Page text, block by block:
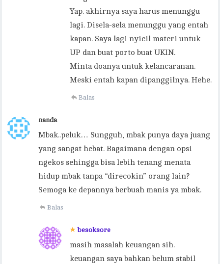
Yap. akhirnya saya harus menunggu
lagi. Disela-sela menunggu yang entah
kapan. Saya lagi nyicil materi untuk
UP dan buat porto buat UKIN.
Minta doanya untuk kelancaranan.
Meski entah kapan dipanggilnya. Hehe.
Balas
nanda
Mbak..peluk… Sungguh, mbak punya daya juang
yang sangat hebat. Bagaimana dengan opsi
ngekos sehingga bisa lebih tenang menata
hidup mbak tanpa “direcokin” orang lain?
Semoga ke depannya berbuah manis ya mbak.
Balas
besoksore
masih masalah keuangan sih.
keuangan saya bahkan belum stabil